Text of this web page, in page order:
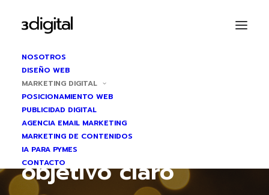
NOSOTROS
DISEÑO WEB
MARKETING DIGITAL
POSICIONAMIENTO WEB
PUBLICIDAD DIGITAL
AGENCIA EMAIL MARKETING
MARKETING DE CONTENIDOS
IA PARA PYMES
CONTACTO
AGENCIA DE MARKETING DIGITAL
Cada acción de
marketing con un
objetivo claro